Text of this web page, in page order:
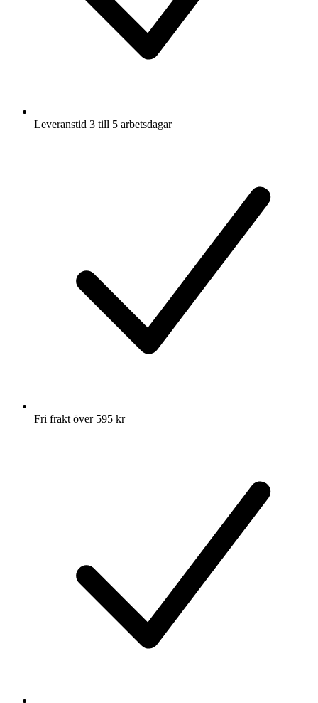
Leveranstid 3 till 5 arbetsdagar
Fri frakt över 595 kr